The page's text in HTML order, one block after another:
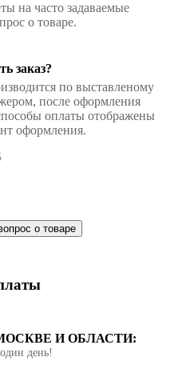
на часто задаваемые
о товаре.
заказ?
по выставленому
после оформления
оплаты отображены
оформления.
о товаре
И ОБЛАСТИ:
день!